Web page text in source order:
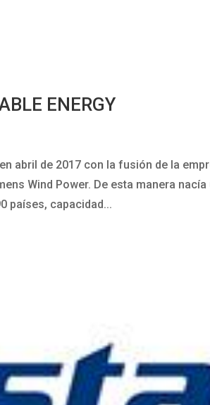
ENERGY
abril de 2017 con la fusión de la
Wind Power. De esta manera
países, capacidad...